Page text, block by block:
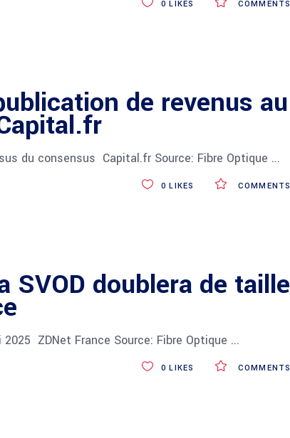
COMMENTS
0 LIKES
de revenus au
du consensus Capital.fr Source: Fibre Optique
COMMENTS
0 LIKES
SVOD doublera de taille
ZDNet France Source: Fibre Optique
COMMENTS
0 LIKES